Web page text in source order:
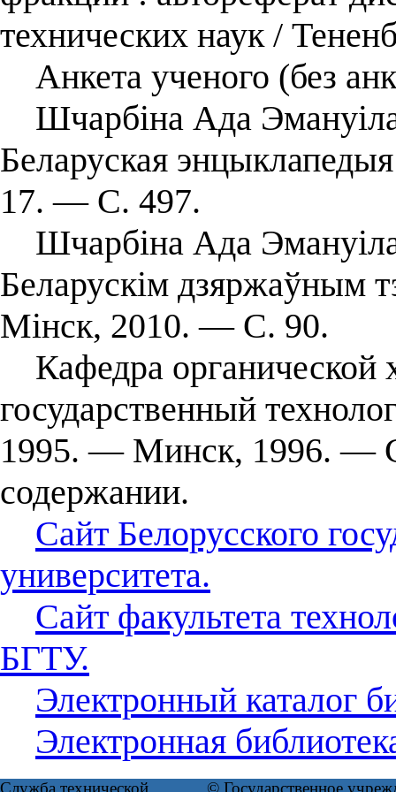
технических наук /
Анкета ученого (без
Шчарбіна Ада
Беларуская
17. — С. 497.
Шчарбіна Ада
Беларускім дзяржаўным
Мінск, 2010. — С. 90.
Кафедра органической
государственный
1995. — Минск, 1996. —
содержании.
Сайт Белорусского
университета.
Сайт факультета
БГТУ.
Электронный каталог
Электронная
Служба технической
© Государственное